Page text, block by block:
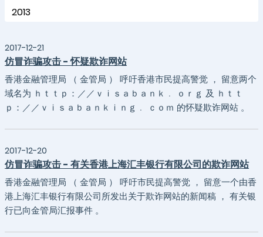
2013
2017-12-21
仿冒诈骗攻击 - 怀疑欺诈网站
香港金融管理局 （ 金管局 ） 呼吁香港市民提高警觉 ， 留意两个
域名为 ｈｔｔｐ：／／ｖｉｓａｂａｎｋ﹒ ｏｒｇ 及 ｈｔｔ
ｐ：／／ｖｉｓａｂａｎｋｉｎｇ﹒ ｃｏｍ 的怀疑欺诈网站 。
2017-12-20
仿冒诈骗攻击 - 有关香港上海汇丰银行有限公司的欺诈网站
香港金融管理局 （ 金管局 ） 呼吁市民提高警觉 ， 留意一个由香
港上海汇丰银行有限公司所发出关于欺诈网站的新闻稿 ， 有关银
行已向金管局汇报事件 。